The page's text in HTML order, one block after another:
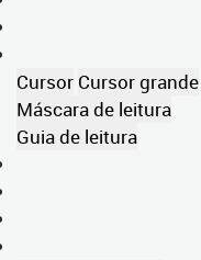
Cursor Cursor grande
Máscara de leitura
Guia de leitura